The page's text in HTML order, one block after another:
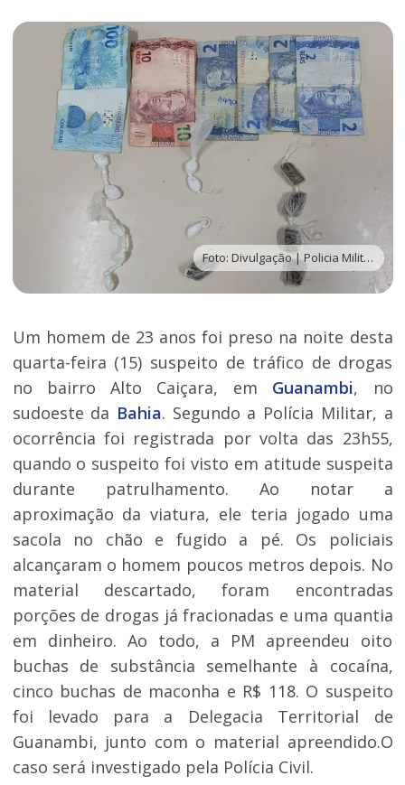
Foto: Divulgação | Policia Militar
Um homem de 23 anos foi preso na noite desta
quarta-feira (15) suspeito de tráfico de drogas
no bairro Alto Caiçara, em Guanambi, no
sudoeste da Bahia. Segundo a Polícia Militar, a
ocorrência foi registrada por volta das 23h55,
quando o suspeito foi visto em atitude suspeita
durante patrulhamento. Ao notar a
aproximação da viatura, ele teria jogado uma
sacola no chão e fugido a pé. Os policiais
alcançaram o homem poucos metros depois. No
material descartado, foram encontradas
porções de drogas já fracionadas e uma quantia
em dinheiro. Ao todo, a PM apreendeu oito
buchas de substância semelhante à cocaína,
cinco buchas de maconha e R$ 118. O suspeito
foi levado para a Delegacia Territorial de
Guanambi, junto com o material apreendido.O
caso será investigado pela Polícia Civil.